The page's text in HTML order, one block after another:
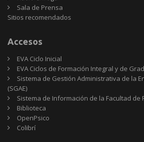
Sala de Prensa
Sitios
Sitios recomendados
Accesos
EVA Ciclo Inicial
EVA Ciclos de Formación Integral y de
Sistema de Gestión Administrativa de la
(SGAE)
Sistema de Información de la Facultad de
Biblioteca
OpenPsico
Colibrí